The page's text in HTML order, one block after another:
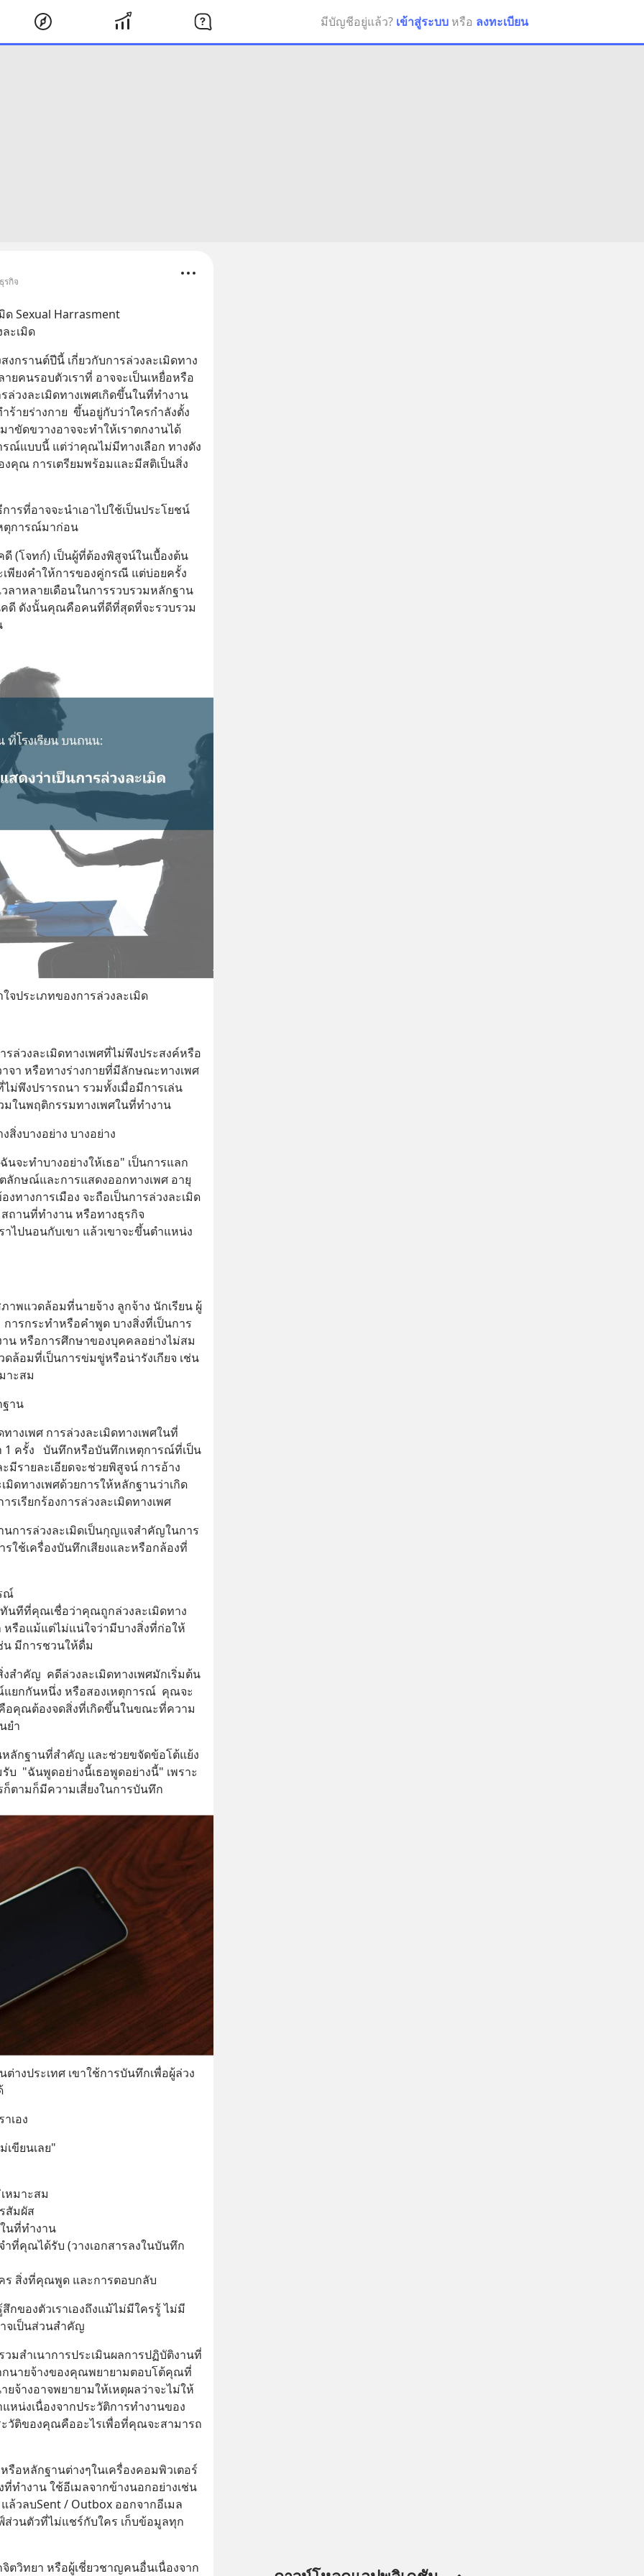
มีบัญชีอยู่แล้ว? เข้าสู่ระบบ หรือ ลงทะเบียน
รกิจ
ด Sexual Harrasment
ะเมิด
กรานต์ปีนี้ เกี่ยวกับการล่วงละเมิดทาง
คนรอบตัวเราที่ อาจจะเป็นเหยื่อหรือ
วงละเมิดทางเพศเกิดขึ้นในที่ทำงาน
ร้ายร่างกาย  ขึ้นอยู่กับว่าใครกำลังตั้ง
ขัดขวางอาจจะทำให้เราตกงานได้
ณ์แบบนี้ แต่ว่าคุณไม่มีทางเลือก ทางดัง
คุณ การเตรียมพร้อมและมีสติเป็นสิ่ง
ารที่อาจจะนำเอาไปใช้เป็นประโยชน์
ตุการณ์มาก่อน
(โจทก์) เป็นผู้ที่ต้องพิสูจน์ในเบื้องต้น
พียงคำให้การของคู่กรณี แต่บ่อยครั้ง
าหลายเดือนในการรวบรวมหลักฐาน
ดี ดังนั้นคุณคือคนที่ดีที่สุดที่จะรวบรวม
ประเภทของการล่วงละเมิด
รล่วงละเมิดทางเพศที่ไม่พึงประสงค์หรือ
จา หรือทางร่างกายที่มีลักษณะทางเพศ
ม่พึงปรารถนา รวมทั้งเมื่อมีการเล่น
ในพฤติกรรมทางเพศในที่ทำงาน
สิ่งบางอย่าง บางอย่าง
จะทำบางอย่างให้เธอ" เป็นการแลก
ลักษณ์และการแสดงออกทางเพศ อายุ
ทางการเมือง จะถือเป็นการล่วงละเมิด
ถานที่ทำงาน หรือทางธุรกิจ
าไปนอนกับเขา แล้วเขาจะขึ้นตำแหน่ง
พแวดล้อมที่นายจ้าง ลูกจ้าง นักเรียน ผู้
การกระทำหรือคำพูด บางสิ่งที่เป็นการ
น หรือการศึกษาของบุคคลอย่างไม่สม
ล้อมที่เป็นการข่มขู่หรือน่ารังเกียจ เช่น
าะสม
าน
างเพศ การล่วงละเมิดทางเพศในที่
1 ครั้ง   บันทึกหรือบันทึกเหตุการณ์ที่เป็น
รายละเอียดจะช่วยพิสูจน์ การอ้าง
ดทางเพศด้วยการให้หลักฐานว่าเกิด
รเรียกร้องการล่วงละเมิดทางเพศ
การล่วงละเมิดเป็นกุญแจสำคัญในการ
รใช้เครื่องบันทึกเสียงและหรือกล้องที่
ณ์
นทีที่คุณเชื่อว่าคุณถูกล่วงละเมิดทาง
รือแม้แต่ไม่แน่ใจว่ามีบางสิ่งที่ก่อให้
น มีการชวนให้ดื่ม
ำคัญ  คดีล่วงละเมิดทางเพศมักเริ่มต้น
แยกกันหนึ่ง หรือสองเหตุการณ์  คุณจะ
อคุณต้องจดสิ่งที่เกิดขึ้นในขณะที่ความ
ยำ
ลักฐานที่สำคัญ และช่วยขจัดข้อโต้แย้ง
บ  "ฉันพูดอย่างนี้เธอพูดอย่างนี้" เพราะ
ตามก็มีความเสี่ยงในการบันทึก
างประเทศ เขาใช้การบันทึกเพื่อผู้ล่วง
เอง
ขียนเลย"
หมาะสม
สัมผัส
นที่ทำงาน
คร สิ่งที่คุณพูด และการตอบกลับ
ของตัวเราเองถึงแม้ไม่มีใครรู้ ไม่มี
จเป็นส่วนสำคัญ
มสำเนาการประเมินผลการปฏิบัติงานที่
กนายจ้างของคุณพยายามตอบโต้คุณที่
ยจ้างอาจพยายามให้เหตุผลว่าจะไม่ให้
หน่งเนื่องจากประวัติการทำงานของ
วัติของคุณคืออะไรเพื่อที่คุณจะสามารถ
อหลักฐานต่างๆในเครื่องคอมพิวเตอร์
ำงาน ใช้อีเมลจากข้างนอกอย่างเช่น
ล้วลบSent / Outbox ออกจากอีเมล
วนตัวที่ไม่แชร์กับใคร เก็บข้อมูลทุก
วิทยา หรือผู้เชี่ยวชาญคนอื่นเนื่องจาก